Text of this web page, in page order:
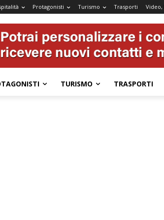
Protagonisti Turismo Trasporti Video,
TURISMO TRASPORTI